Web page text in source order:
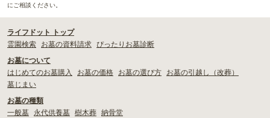
にご相談ください。
ライフドット トップ
霊園検索
お墓の資料請求 ぴったりお墓診断
お墓について
はじめてのお墓購入
お墓の価格 お墓の選び方
お墓の引越し（改葬）
墓じまい
お墓の種類
一般墓
永代供養墓 樹木葬 納骨堂